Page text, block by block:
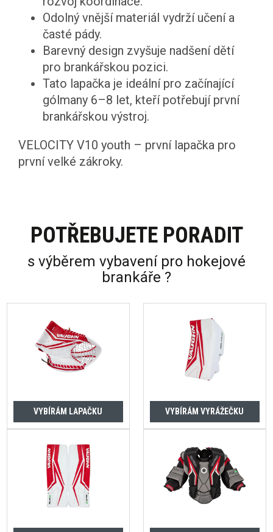
Odolný vnější materiál vydrží učení a
časté pády.
Barevný design zvyšuje nadšení dětí
pro brankářskou pozici.
Tato lapačka je ideální pro začínající
gólmany 6–8 let, kteří potřebují první
brankářskou výstroj.
VELOCITY V10 youth – první lapačka pro
první velké zákroky.
POTŘEBUJETE PORADIT
s výběrem vybavení pro hokejové
brankáře ?
VYBÍRÁM LAPAČKU VYBÍRÁM VYRÁŽEČKU